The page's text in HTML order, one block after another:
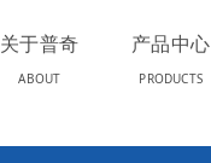
关于普奇
ABOUT
产品中心
PRODUCTS